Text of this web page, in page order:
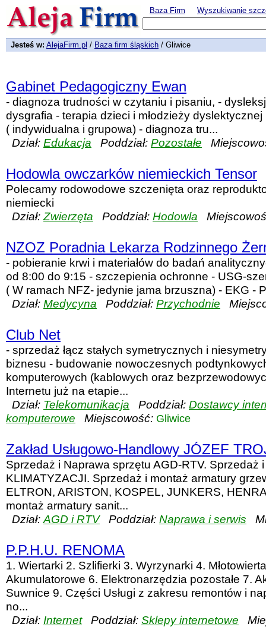
Baza Firm Wyszukiwanie
Jesteś w: AlejaFirm.pl / Baza firm śląskich / Gliwice
Gabinet Pedagogiczny Ewan
- diagnoza trudności w czytaniu i pisaniu, -
dysgrafia - terapia dzieci i młodzieży
( indywidualna i grupowa) - diagnoza tru...
Dział: Edukacja Poddział: Pozostałe
Hodowla owczarków niemieckich Tensor
Polecamy rodowodowe szczenięta oraz
niemiecki
Dział: Zwierzęta Poddział: Hodowla
NZOZ Poradnia Lekarza Rodzinnego
- pobieranie krwi i materiałów do badań
od 8:00 do 9:15 - szczepienia ochronne - USG-
( W ramach NFZ- jedynie jama brzuszna) - EKG -
Dział: Medycyna Poddział: Przychodnie
Club Net
- sprzedaż łącz stałych symetrycznych i
biznesu - budowanie nowoczesnych
komputerowych (kablowych oraz
Internetu już na etapie...
Dział: Telekomunikacja Poddział: Dostawcy
komputerowe Miejscowość: Gliwice
Zakład Usługowo-Handlowy JÓZEF
Sprzedaż i Naprawa sprzętu AGD-RTV. Sprzedaż
KLIMATYZACJI. Sprzedaż i montaż armatury
ELTRON, ARISTON, KOSPEL, JUNKERS,
montaż armatury sanit...
Dział: AGD i RTVPoddział: Naprawa i serwis
P.P.H.U. RENOMA
1. Wiertarki 2. Szlifierki 3. Wyrzynarki 4.
Akumulatorowe 6. Elektronarzędzia pozostałe 7.
Suwnice 9. Części Usługi z zakresu remontów i
no...
Dział: InternetPoddział: Sklepy internetowe